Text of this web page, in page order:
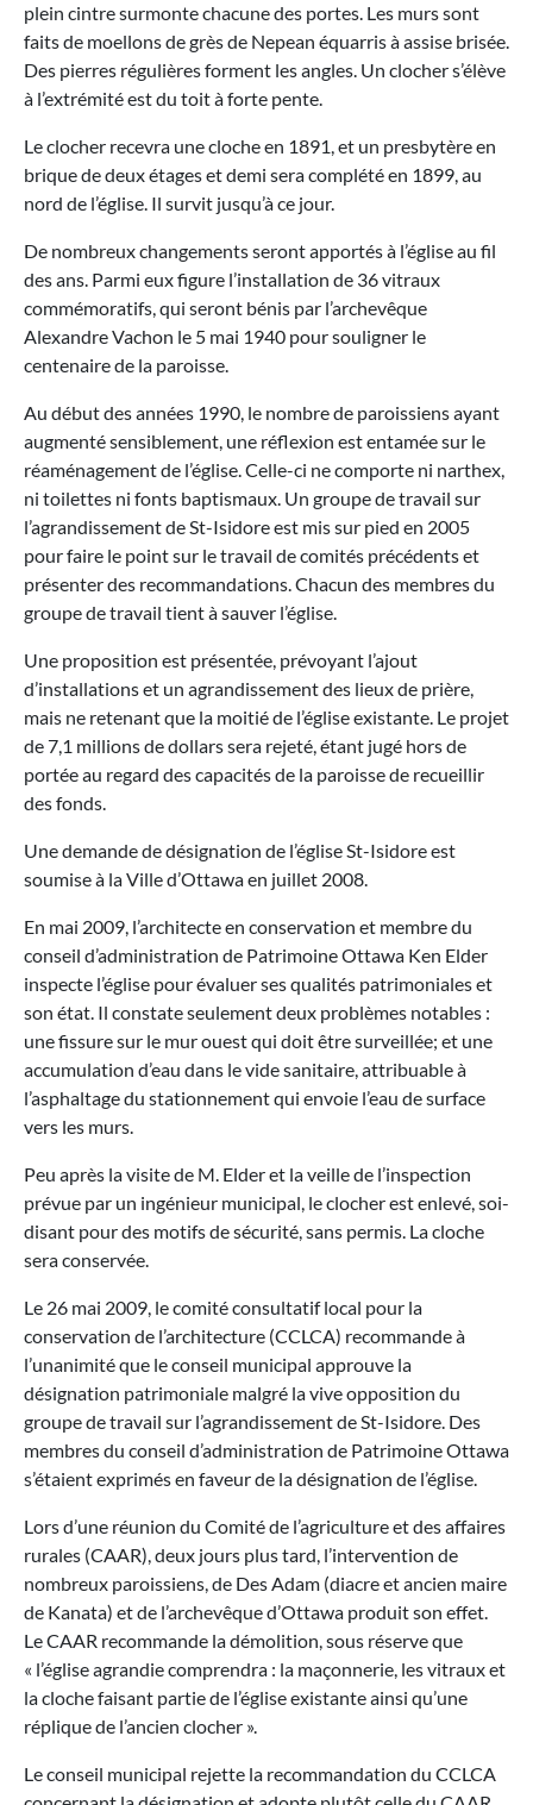
plein cintre surmonte chacune des portes. Les murs sont
faits de moellons de grès de Nepean équarris à assise brisée.
Des pierres régulières forment les angles. Un clocher s’élève
à l’extrémité est du toit à forte pente.
Le clocher recevra une cloche en 1891, et un presbytère en
brique de deux étages et demi sera complété en 1899, au
nord de l’église. Il survit jusqu’à ce jour.
De nombreux changements seront apportés à l’église au fil
des ans. Parmi eux figure l’installation de 36 vitraux
commémoratifs, qui seront bénis par l’archevêque
Alexandre Vachon le 5 mai 1940 pour souligner le
centenaire de la paroisse.
Au début des années 1990, le nombre de paroissiens ayant
augmenté sensiblement, une réflexion est entamée sur le
réaménagement de l’église. Celle-ci ne comporte ni narthex,
ni toilettes ni fonts baptismaux. Un groupe de travail sur
l’agrandissement de St-Isidore est mis sur pied en 2005
pour faire le point sur le travail de comités précédents et
présenter des recommandations. Chacun des membres du
groupe de travail tient à sauver l’église.
Une proposition est présentée, prévoyant l’ajout
d’installations et un agrandissement des lieux de prière,
mais ne retenant que la moitié de l’église existante. Le projet
de 7,1 millions de dollars sera rejeté, étant jugé hors de
portée au regard des capacités de la paroisse de recueillir
des fonds.
Une demande de désignation de l’église St-Isidore est
soumise à la Ville d’Ottawa en juillet 2008.
En mai 2009, l’architecte en conservation et membre du
conseil d’administration de Patrimoine Ottawa Ken Elder
inspecte l’église pour évaluer ses qualités patrimoniales et
son état. Il constate seulement deux problèmes notables :
une fissure sur le mur ouest qui doit être surveillée; et une
accumulation d’eau dans le vide sanitaire, attribuable à
l’asphaltage du stationnement qui envoie l’eau de surface
vers les murs.
Peu après la visite de M. Elder et la veille de l’inspection
prévue par un ingénieur municipal, le clocher est enlevé, soi-
disant pour des motifs de sécurité, sans permis. La cloche
sera conservée.
Le 26 mai 2009, le comité consultatif local pour la
conservation de l’architecture (CCLCA) recommande à
l’unanimité que le conseil municipal approuve la
désignation patrimoniale malgré la vive opposition du
groupe de travail sur l’agrandissement de St-Isidore. Des
membres du conseil d’administration de Patrimoine Ottawa
s’étaient exprimés en faveur de la désignation de l’église.
Lors d’une réunion du Comité de l’agriculture et des affaires
rurales (CAAR), deux jours plus tard, l’intervention de
nombreux paroissiens, de Des Adam (diacre et ancien maire
de Kanata) et de l’archevêque d’Ottawa produit son effet.
Le CAAR recommande la démolition, sous réserve que
« l’église agrandie comprendra : la maçonnerie, les vitraux et
la cloche faisant partie de l’église existante ainsi qu’une
réplique de l’ancien clocher ».
Le conseil municipal rejette la recommandation du CCLCA